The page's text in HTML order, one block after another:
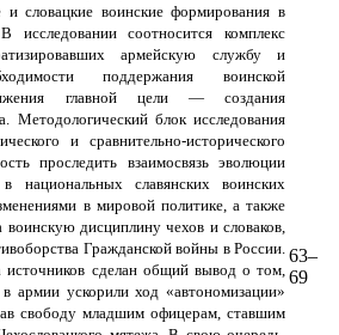
и словацкие воинские формирования в
исследовании соотносится комплекс
армейскую службу и
поддержания воинской
главной цели — создания
Методологический блок исследования
и сравнительно-исторического
проследить взаимосвязь эволюции
в национальных славянских воинских
в мировой политике, а также
воинскую дисциплину чехов и словаков,
Гражданской войны в России.
источников сделан общий вывод о том,
армии ускорили ход «автономизации»
свободу младшим офицерам, ставшим
63–
69